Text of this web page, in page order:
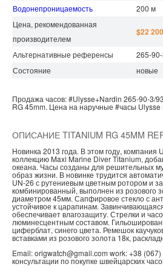
Водонепроницаемость
200 м
Цена, рекомендованная
производителем
$22 200
Альтернативные референсы
265-
Состояние
новые
Продажа часов:#Ulysse+Nardin 265-90-3/93
RG 45mm. Цена на наручные #часы Ulysse
ОПИСАНИЕ TITANIUM RG 45MM
Новинка 2013 года. В этом году, компания
коллекцию Maxi Marine Diver Titanium,
океана. Часы созданы для решительных
образ жизни. В новинке трудится
UN-26 с рутениевым цветным ротором и
комбинированный, выполнен из розового
диаметром 45мм. Сапфировое стекло с
устойчивое к царапинам.
обеспечивает влагозащиту. Стрелки и
люминесцентным составом.
циферблат, синего цвета. Ремешок
вставками из розового золота 18к,
Email: origwatch@gmail.com work: +38
консультации по покупке швейцарских